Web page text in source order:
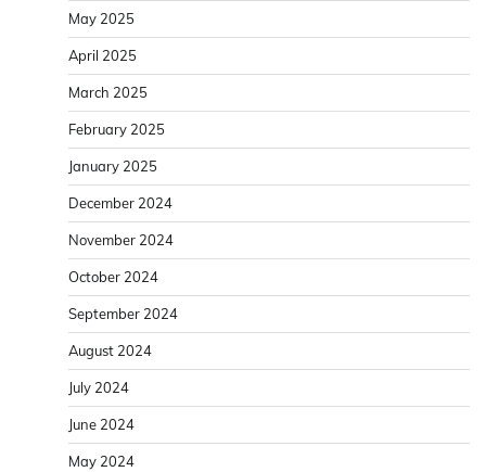
May 2025
April 2025
March 2025
February 2025
January 2025
December 2024
November 2024
October 2024
September 2024
August 2024
July 2024
June 2024
May 2024